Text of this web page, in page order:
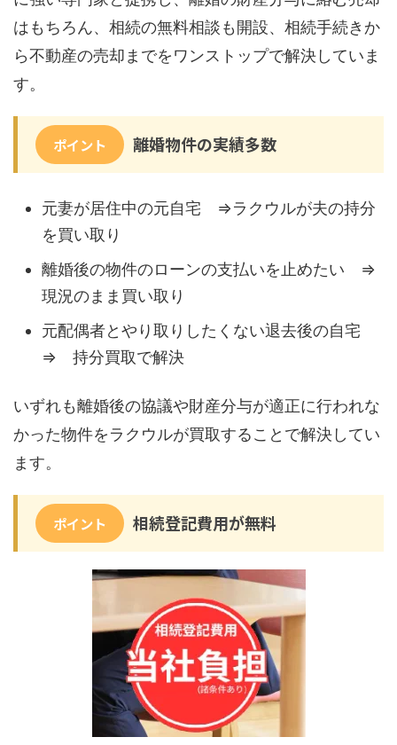
はもちろん、相続の無料相談も開設、相続手続きか
ら不動産の売却までをワンストップで解決していま
す。
ポイント 離婚物件の実績多数
元妻が居住中の元自宅 ⇒ラクウルが夫の持分
を買い取り
離婚後の物件のローンの支払いを止めたい ⇒
現況のまま買い取り
元配偶者とやり取りしたくない退去後の自宅
⇒ 持分買取で解決
いずれも離婚後の協議や財産分与が適正に行われな
かった物件をラクウルが買取することで解決してい
ます。
ポイント 相続登記費用が無料